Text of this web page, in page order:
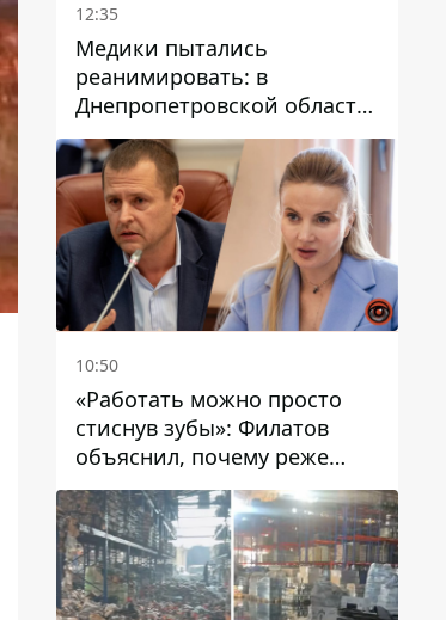
12:35
Медики пытались
реанимировать: в
Днепропетровской области
двухлетний мальчик утонул
в бассейне
10:50
«Работать можно просто
стиснув зубы»: Филатов
объяснил, почему реже
пишет в соцсетях и
раскритиковал медийность
чиновников